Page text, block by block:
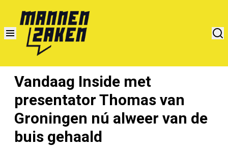
Vandaag Inside met
presentator Thomas van
Groningen nú alweer van de
buis gehaald